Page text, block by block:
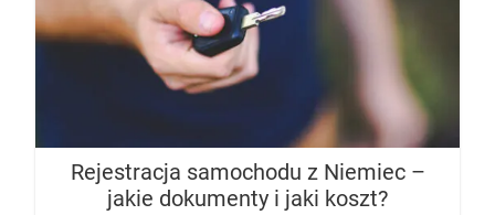
Rejestracja samochodu z Niemiec –
jakie dokumenty i jaki koszt?